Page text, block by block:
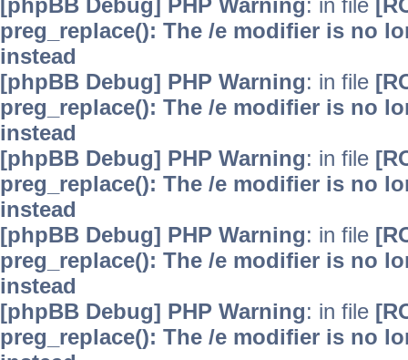
[phpBB Debug] PHP Warning: in file
preg_replace(): The /e modifier is no
instead
[phpBB Debug] PHP Warning: in file
preg_replace(): The /e modifier is no
instead
[phpBB Debug] PHP Warning: in file
preg_replace(): The /e modifier is no
instead
[phpBB Debug] PHP Warning: in file
preg_replace(): The /e modifier is no
instead
[phpBB Debug] PHP Warning: in file
preg_replace(): The /e modifier is no